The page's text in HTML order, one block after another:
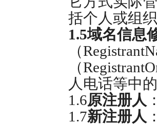
括个人或组
1.5域名信息
（
（
人电话等中
1.6原注册人
1.7新注册人